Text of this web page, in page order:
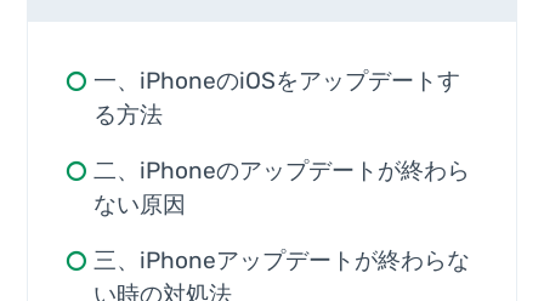
一、iPhoneのiOSをアップデートす
る方法
二、iPhoneのアップデートが終わら
ない原因
三、iPhoneアップデートが終わらな
い時の対処法